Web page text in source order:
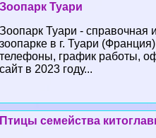
Зоопарк Туари
Зоопарк Туари - справочная
зоопарке в г. Туари
телефоны, график работы,
сайт в 2023 году...
Птицы семейства